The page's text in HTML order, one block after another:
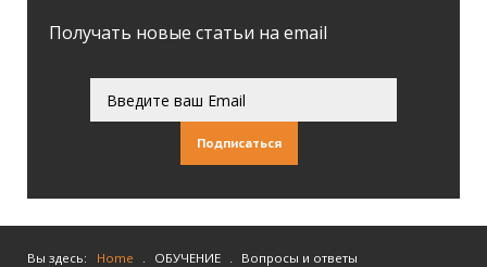
Получать новые статьи на email
Подписаться
Вы здесь: Home . ОБУЧЕНИЕ . Вопросы и ответы